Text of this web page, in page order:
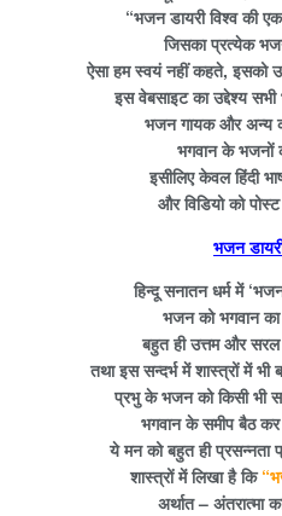
“भजन डायरी विश्व की
जिसका प्रत्येक
ऐसा हम स्वयं नहीं कहते, इसको
इस वेबसाइट का उद्देश्य
भजन गायक और अन्य
भगवान के भजनों
इसीलिए केवल हिंदी
और विडियो को
भजन
हिन्दू सनातन धर्म में
भजन को भगवान
बहुत ही उत्तम और सरल
तथा इस सन्दर्भ में शास्त्रों में भी
प्रभु के भजन को किसी भी
भगवान के समीप बैठ
ये मन को बहुत ही प्रसन्नता
शास्त्रों में लिखा है कि
अर्थात – अंतरात्मा